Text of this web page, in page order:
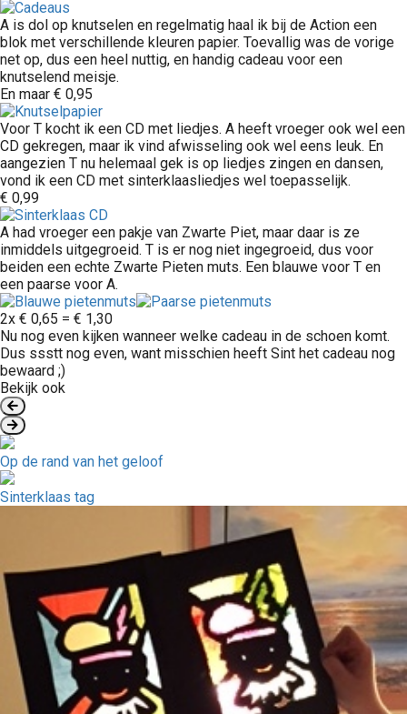
A is dol op knutselen en regelmatig haal ik bij de Action een
blok met verschillende kleuren papier. Toevallig was de vorige
net op, dus een heel nuttig, en handig cadeau voor een
knutselend meisje.
En maar € 0,95
Voor T kocht ik een CD met liedjes. A heeft vroeger ook wel een
CD gekregen, maar ik vind afwisseling ook wel eens leuk. En
aangezien T nu helemaal gek is op liedjes zingen en dansen,
vond ik een CD met sinterklaasliedjes wel toepasselijk.
€ 0,99
A had vroeger een pakje van Zwarte Piet, maar daar is ze
inmiddels uitgegroeid. T is er nog niet ingegroeid, dus voor
beiden een echte Zwarte Pieten muts. Een blauwe voor T en
een paarse voor A.
2x € 0,65 = € 1,30
Nu nog even kijken wanneer welke cadeau in de schoen komt.
Dus ssstt nog even, want misschien heeft Sint het cadeau nog
bewaard ;)
Bekijk ook
Op de rand van het geloof
Sinterklaas tag